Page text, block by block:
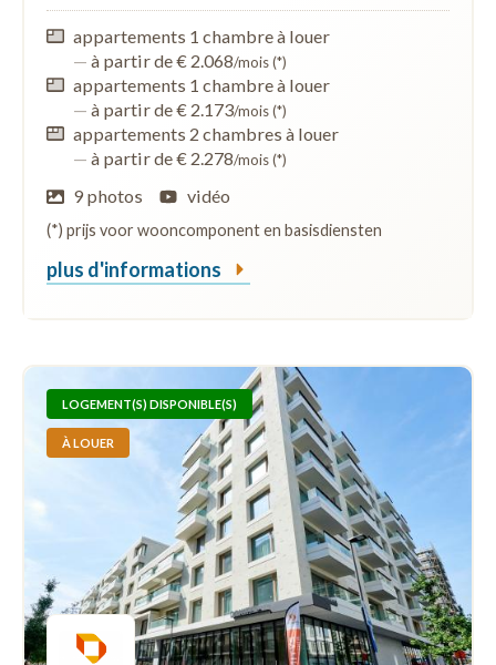
appartements 1 chambre à louer
— à partir de € 2.068/mois (*)
appartements 1 chambre à louer
— à partir de € 2.173/mois (*)
appartements 2 chambres à louer
— à partir de € 2.278/mois (*)
9 photos vidéo
(*) prijs voor wooncomponent en basisdiensten
plus d'informations
LOGEMENT(S) DISPONIBLE(S)
À LOUER